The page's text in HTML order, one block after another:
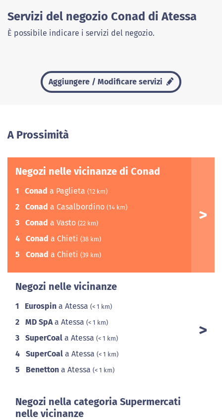
Servizi del negozio Conad di Atessa
È possibile indicare i servizi del negozio.
Aggiungere / Modificare servizi
A Prossimità
Negozi nelle vicinanze di Conad
1 Conad a Paglieta (12 km)
2 Conad a Casalbordino (14 km)
3 Conad a Vasto (22 km)
4 Conad a Chieti (38 km)
5 Conad a Chieti (39 km)
Negozi nelle vicinanze
1 Eurospin a Atessa (< 1 km)
2 MD SpAa Atessa (< 1 km)
3 SuperCoal a Atessa (< 1 km)
4 SuperCoal a Atessa (< 1 km)
5 Benetton a Atessa (< 1 km)
Negozi nella categoria Supermercati
nelle vicinanze